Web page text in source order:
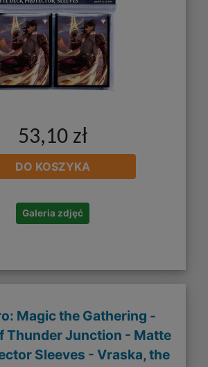
53,10 zł
DO KOSZYKA
Galeria zdjęć
Magic the Gathering -
Thunder Junction - Matte
Sleeves - Vraska, the